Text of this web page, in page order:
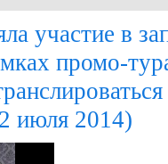
участие в
промо-
июля 2014)